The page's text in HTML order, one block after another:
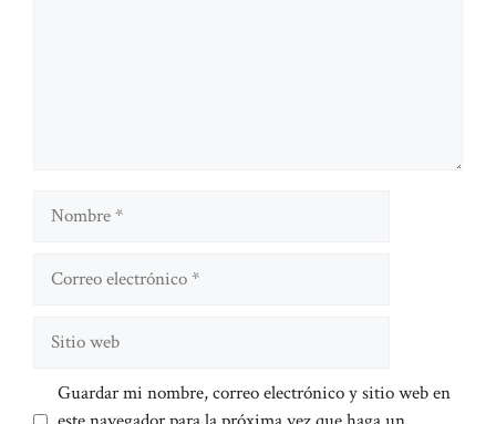
Nombre
Guardar mi nombre, correo electrónico y sitio web en